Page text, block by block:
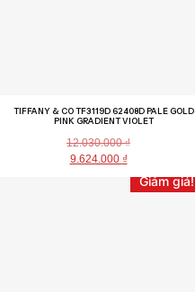
TIFFANY & CO TF3119D 62408D PALE GOLD
PINK GRADIENT VIOLET
12.030.000₫
9.624.000 ₫
Giảm giá!